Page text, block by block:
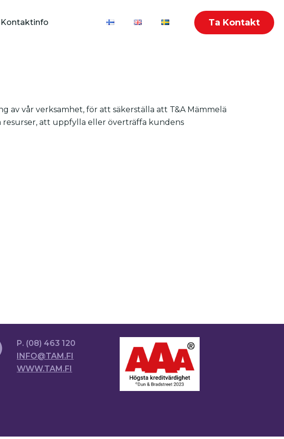
Kontaktinfo Ta Kontakt
vår verksamhet, för att säkerställa att T&A Mämmelä
resurser, att uppfylla eller överträffa kundens
P. (08) 463 120
INFO@TAM.FI
WWW.TAM.FI